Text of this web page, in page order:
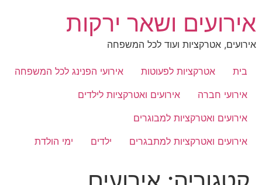
לתוכן
אירועים ושאר ירקות
אירועים, אטרקציות ועוד לכל המשפחה
בית אטרקציות לפעוטות
אירועי הפנינג לכל המשפחה
אירועי חברה
אירועים ואטרקציות לילדים
אירועים ואטרקציות למבוגרים
אירועים ואטרקציות למתבגרים
ילדים ימי הולדת